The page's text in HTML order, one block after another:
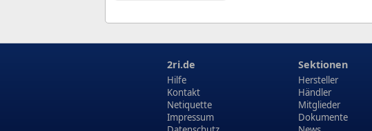
2ri.de
Hilfe
Kontakt
Netiquette
Impressum
Sektionen
Hersteller
Händler
Mitglieder
Dokumente